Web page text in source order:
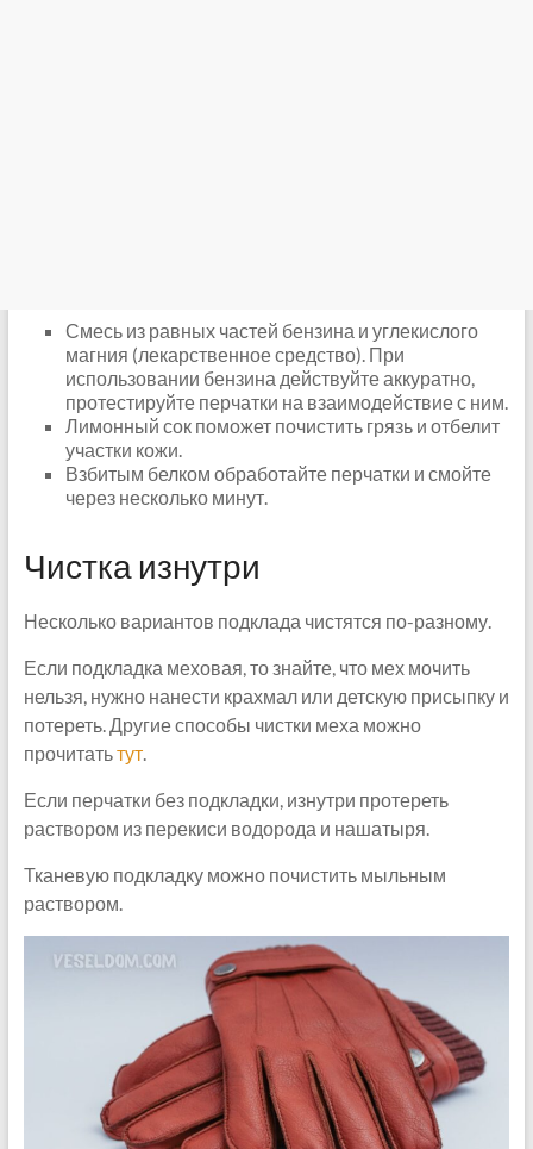
Смесь из равных частей бензина и углекислого
магния (лекарственное средство). При
использовании бензина действуйте аккуратно,
протестируйте перчатки на взаимодействие с ним.
Лимонный сок поможет почистить грязь и отбелит
участки кожи.
Взбитым белком обработайте перчатки и смойте
через несколько минут.
Чистка изнутри
Несколько вариантов подклада чистятся по-разному.
Если подкладка меховая, то знайте, что мех мочить
нельзя, нужно нанести крахмал или детскую присыпку и
потереть. Другие способы чистки меха можно
прочитатьтут.
Если перчатки без подкладки, изнутри протереть
раствором из перекиси водорода и нашатыря.
Тканевую подкладку можно почистить мыльным
раствором.